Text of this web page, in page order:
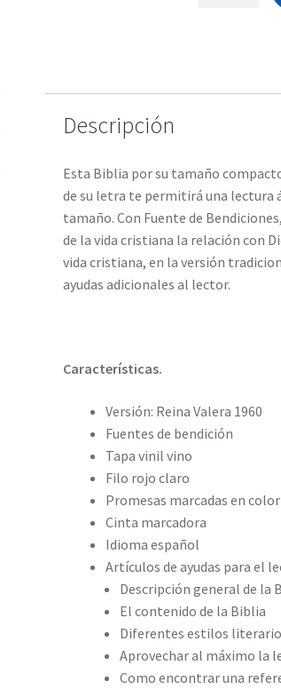
Descripción
Esta Biblia por su tamaño
de su letra te permitirá una lectura
tamaño. Con Fuente de
de la vida cristiana la relación con
vida cristiana, en la versión
ayudas adicionales al lector.
Características.
Versión: Reina Valera 1960
Fuentes de bendición
Tapa vinil vino
Filo rojo claro
Promesas marcadas en
Cinta marcadora
Idioma español
Artículos de ayudas para el
Descripción general de la
El contenido de la Biblia
Diferentes estilos
Aprovechar al máximo la
Como encontrar una